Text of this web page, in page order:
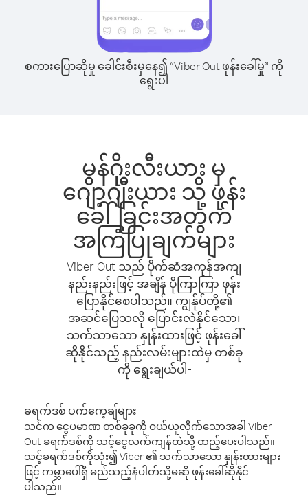
စကားပြောဆိုမှု ခေါင်းစီးမှနေ၍ “Viber Out ဖုန်းခေါ်မှု” ကို
ရွေးပါ
မွန်ဂိုးလီးယား မှ
ဂျော့ဂျီးယား သို့ ဖုန်း
ခေါ်ခြင်းအတွက်
အကြံပြုချက်များ
Viber Out သည် ပိုက်ဆံအကုန်အကျ
နည်းနည်းဖြင့် အချိန် ပိုကြာကြာ ဖုန်း
ပြောနိုင်စေပါသည်။ ကျွန်ုပ်တို့၏
အဆင်ပြေသလို ပြောင်းလဲနိုင်သော၊
သက်သာသော နှုန်းထားဖြင့် ဖုန်းခေါ်
ဆိုနိုင်သည့် နည်းလမ်းများထဲမှ တစ်ခု
ကို ရွေးချယ်ပါ-
ခရက်ဒစ် ပက်ကေ့ချ်များ
သင်က ငွေပမာဏ တစ်ခုခုကို ဝယ်ယူလိုက်သောအခါ Viber
Out ခရက်ဒစ်ကို သင့်ငွေလက်ကျန်ထဲသို့ ထည့်ပေးပါသည်။
သင့်ခရက်ဒစ်ကိုသုံး၍ Viber ၏ သက်သာသော နှုန်းထားများ
ဖြင့် ကမ္ဘာပေါ်ရှိ မည်သည့်နံပါတ်သို့မဆို ဖုန်းခေါ်ဆိုနိုင်
ပါသည်။